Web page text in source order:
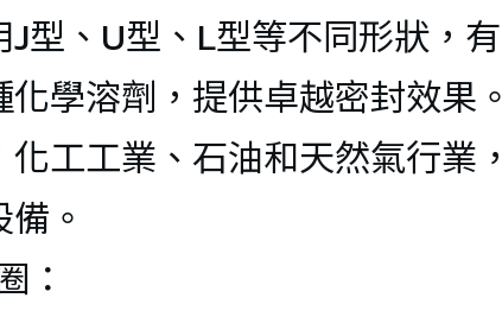
460 High
60℃/+6
型、U型、L型等不同形狀，
化學溶劑，提供卓越密封效
化工工業、石油和天然氣行業
機械設
O